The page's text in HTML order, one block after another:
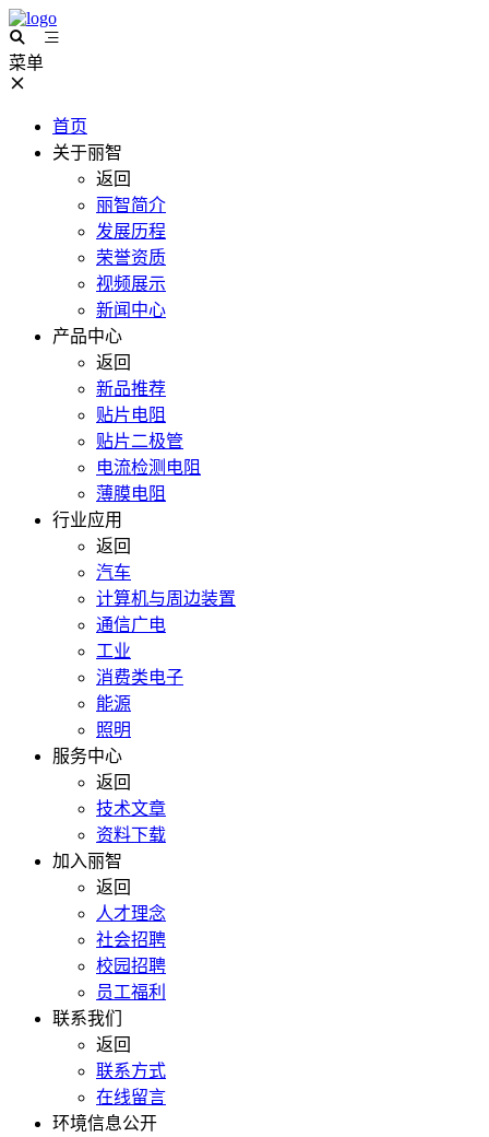
菜单
首页
关于丽智
返回
丽智简介
发展历程
荣誉资质
视频展示
新闻中心
产品中心
返回
新品推荐
贴片电阻
贴片二极管
电流检测电阻
薄膜电阻
行业应用
返回
汽车
计算机与周边装置
通信广电
工业
消费类电子
能源
照明
服务中心
返回
技术文章
资料下载
加入丽智
返回
人才理念
社会招聘
校园招聘
员工福利
联系我们
返回
联系方式
在线留言
环境信息公开